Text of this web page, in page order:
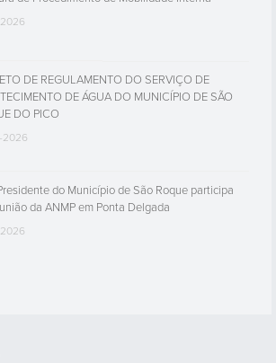
DE REGULAMENTO DO SERVIÇO DE
DE ÁGUA DO MUNICÍPIO DE SÃO
DO PICO
2026
do Município de São Roque participa
da ANMP em Ponta Delgada